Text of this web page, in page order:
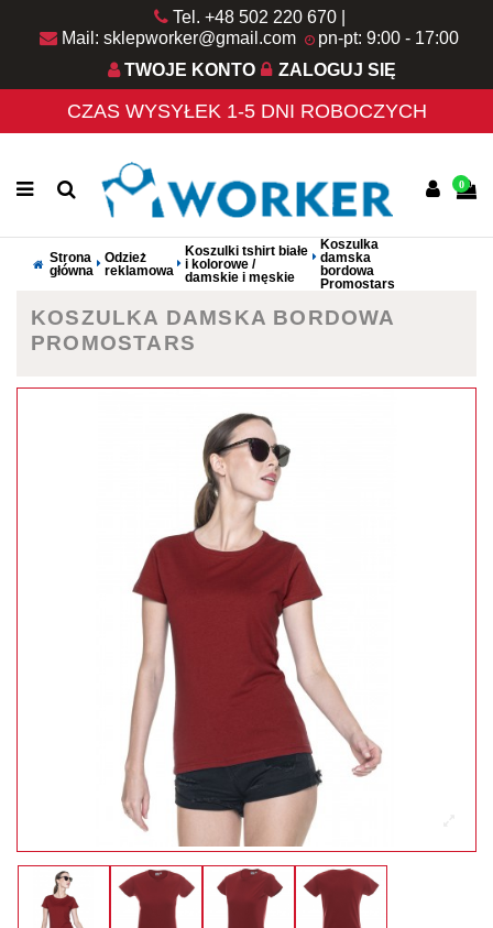
Tel. +48 502 220 670
Mail: sklepworker@gmail.com
pn-pt: 9:00 - 17:00
TWOJE KONTO
ZALOGUJ SIĘ
CZAS WYSYŁEK 1-5 DNI ROBOCZYCH
0
Strona
główna
Odzież
reklamowa
Koszulki tshirt białe
i kolorowe /
damskie i męskie
Koszulka
damska
bordowa
Promostars
KOSZULKA DAMSKA BORDOWA
PROMOSTARS